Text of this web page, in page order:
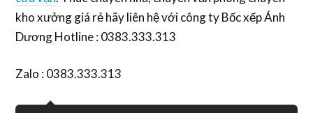
kho xưởng giá rẻ hãy liên hệ với công ty Bốc xếp Ánh
Dương Hotline : 0383.333.313
Zalo : 0383.333.313